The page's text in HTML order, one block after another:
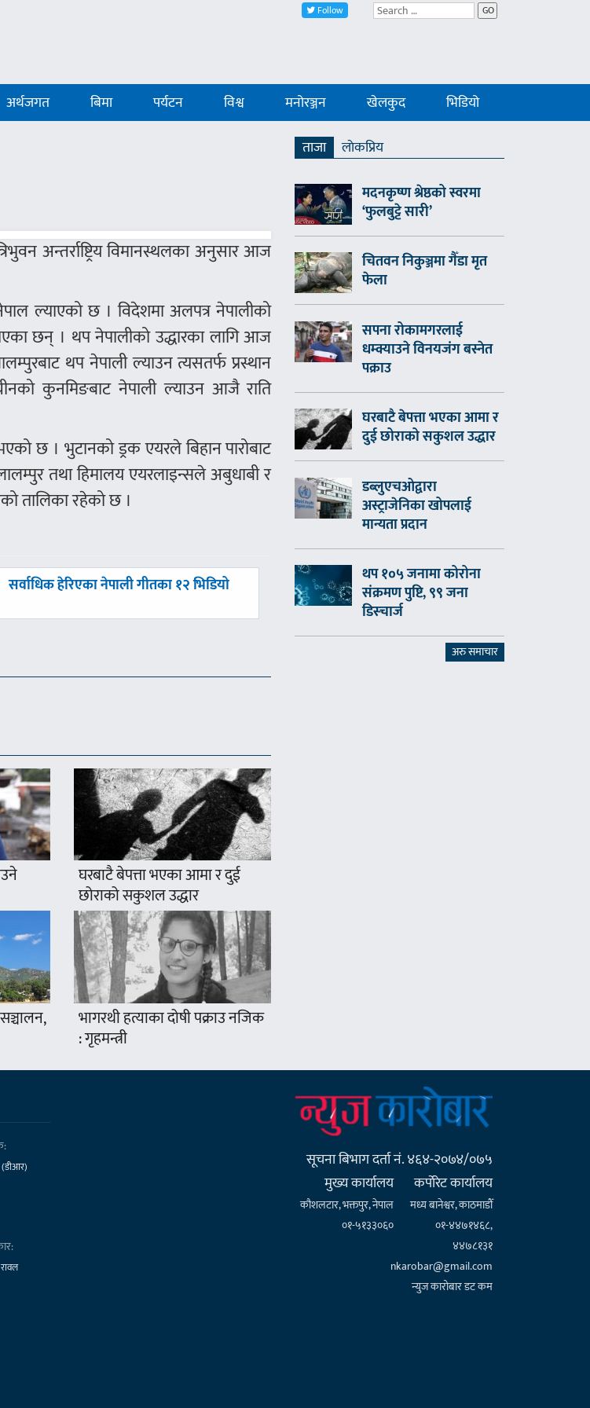
Follow GO
अर्थजगत बिमा पर्यटन विश्व मनोरञ्जन खेलकुद भिडियो
अन्तर्राष्ट्रिय विमानस्थलका अनुसार आज
ल्याएको छ । विदेशमा अलपत्र नेपालीको
भएका छन् । थप नेपालीको उद्धारका लागि आज
थप नेपाली ल्याउन त्यसतर्फ प्रस्थान
कुनमिङबाट नेपाली ल्याउन आजै राति
छ । भुटानको ड्रक एयरले बिहान पारोबाट
तथा हिमालय एयरलाइन्सले अबुधाबी र
तालिका रहेको छ ।
अघिल्लाे
सर्वाधिक हेरिएका नेपाली गीतका १२ भिडियो
घरबाटै बेपत्ता भएका आमा र दुई
छोराको सकुशल उद्धार
भागरथी हत्याका दोषी पक्राउ नजिक
: गृहमन्त्री
ताजा
लाेकप्रिय
मदनकृष्ण श्रेष्ठको स्वरमा
‘फुलबुट्टे सारी’
चितवन निकुञ्जमा गैँडा मृत
फेला
सपना रोकामगरलाई
धम्क्याउने विनयजंग बस्नेत
पक्राउ
घरबाटै बेपत्ता भएका आमा र
दुई छोराको सकुशल उद्धार
डब्लुएचओद्वारा
अस्ट्राजेनिका खोपलाई
मान्यता प्रदान
थप १०५ जनामा कोरोना
संक्रमण पुष्टि, ९९ जना
डिस्चार्ज
अरु समाचार
(डीआर)
सूचना बिभाग दर्ता नं. ४६४-२०७४/०७५
मुख्य कार्यालय
कौशलटार, भक्तपुर, नेपाल
०१-५१३३०६०
कर्पाेरेट कार्यालय
मध्य बानेश्वर, काठमाडौँ
०१-४४७१४६८,
४४७८१३१
nkarobar@gmail.com
न्युज कारोबार डट कम